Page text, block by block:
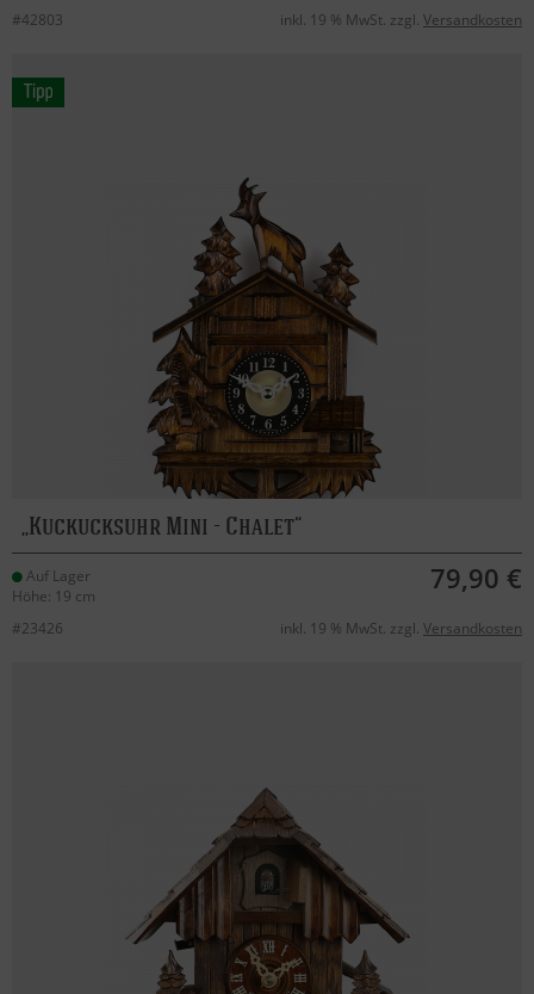
#42803 inkl. 19 % MwSt. zzgl. Versandkosten
Kuckucksuhr Mini - Chalet
Auf Lager
Höhe: 19 cm
79,90 €
#23426 inkl. 19 % MwSt. zzgl. Versandkosten